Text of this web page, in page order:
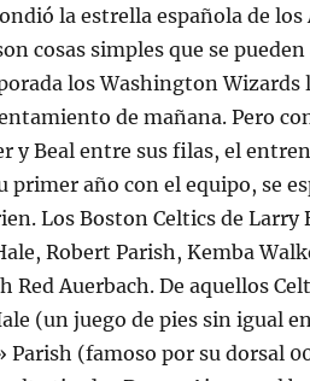
la estrella española de
cosas simples que se
los Washington Wizards
de mañana. Pero
y Beal entre sus filas, el
primer año con el equipo, se
Los Boston Celtics de
Robert Parish, Kemba
Red Auerbach. De aquellos
(un juego de pies sin igual
Parish (famoso por su dorsal